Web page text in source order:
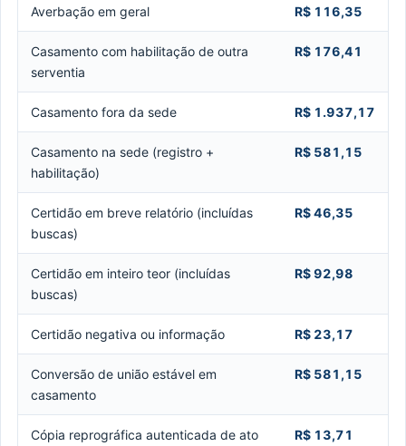
Averbação em geral R$ 116,35
Casamento com habilitação de outra
serventia
R$ 176,41
Casamento fora da sede R$ 1.937,17
Casamento na sede (registro +
habilitação)
R$ 581,15
Certidão em breve relatório (incluídas
buscas)
R$ 46,35
Certidão em inteiro teor (incluídas
buscas)
R$ 92,98
Certidão negativa ou informação R$ 23,17
Conversão de união estável em
casamento
R$ 581,15
Cópia reprográfica autenticada de ato
R$ 13,71